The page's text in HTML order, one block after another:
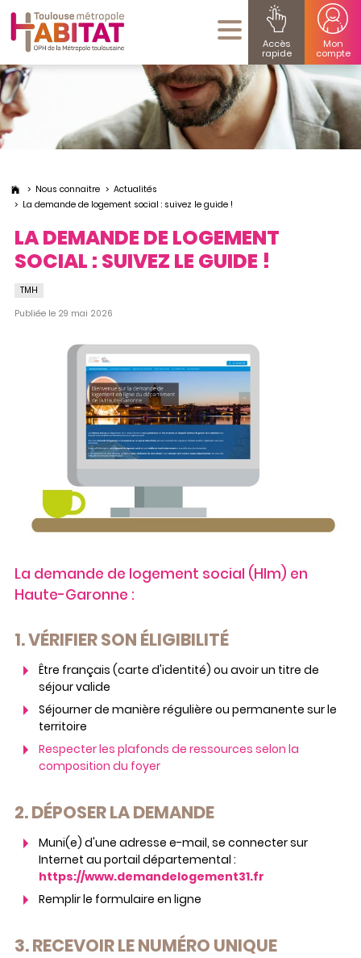
Accès
rapide
Mon
compte
Nous connaitre
Actualités
La demande de logement social : suivez le guide !
LA DEMANDE DE LOGEMENT
SOCIAL : SUIVEZ LE GUIDE !
TMH
Publiée le 29 mai 2026
La demande de logement social (Hlm) en
Haute-Garonne :
1. VÉRIFIER SON ÉLIGIBILITÉ
Être français (carte d'identité) ou avoir un titre de
séjour valide
Séjourner de manière régulière ou permanente sur le
territoire
Respecter les plafonds de ressources selon la
composition du foyer
2. DÉPOSER LA DEMANDE
Muni(e) d'une adresse e-mail, se connecter sur
Internet au portail départemental :
https://www.demandelogement31.fr
Remplir le formulaire en ligne
3. RECEVOIR LE NUMÉRO UNIQUE